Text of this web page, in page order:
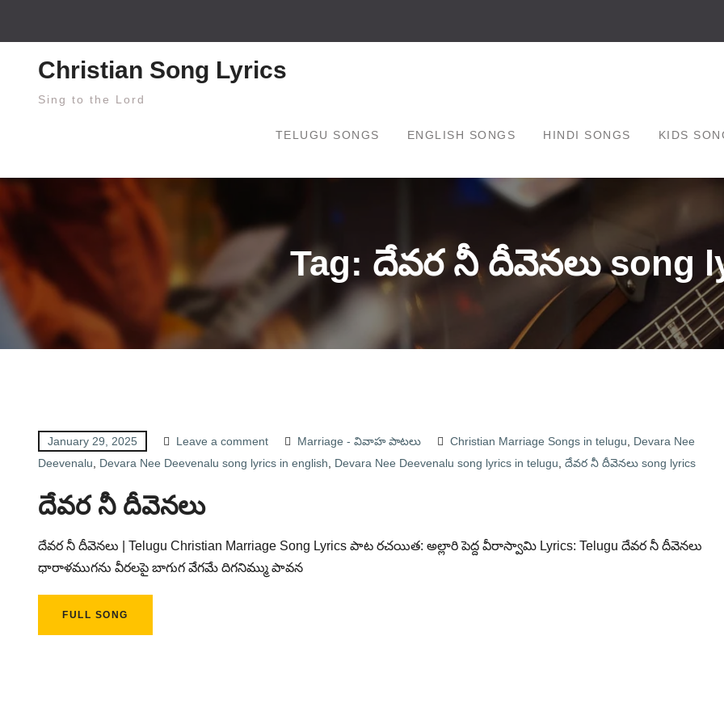
Christian Song Lyrics
Sing to the Lord
TELUGU SONGS ENGLISH SONGS HINDI SONGS KIDS
Tag: దేవర నీ దీవెనలు song
January 29, 2025 Leave a comment Marriage - వివాహ పాటలు Christian Marriage Songs in telugu
Devara Nee
Deevenalu
Devara Nee Deevenalu song lyrics in english Devara Nee Deevenalu song lyrics in telugu దేవర నీ దీవెనలు song lyrics
దేవర నీ దీవెనలు
దేవర నీ దీవెనలు | Telugu Christian Marriage Song Lyrics పాట రచయిత: అల్లారి పెద్ద వీరాస్వామి Lyrics: Telugu దేవర నీ దీవెనలు
ధారాళముగను వీరలపై బాగుగ వేగమే దిగనిమ్ము పావన
FULL SONG